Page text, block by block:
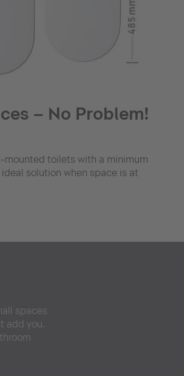
– No Problem!
mounted toilets with a minimum
solution when space is at
spaces
add you.